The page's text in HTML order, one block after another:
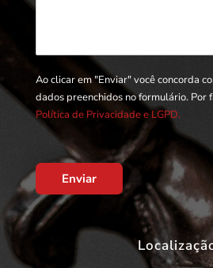
Ao clicar em "Enviar" você concorda
dados preenchidos no formulário. Por
Política de Privacidade e LGPD.
Enviar